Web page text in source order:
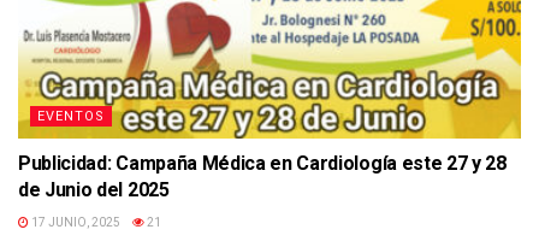
EVENTOS
Publicidad: Campaña Médica en Cardiología este 27 y 28
de Junio del 2025
17 JUNIO, 2025 21